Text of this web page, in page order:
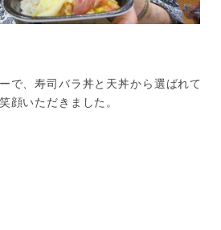
で、寿司バラ丼と天丼から選ばれて
顔いただきました。